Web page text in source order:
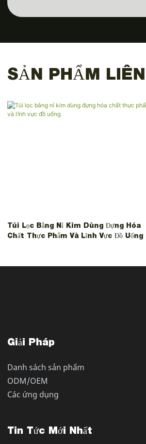
SẢN PHẨM
Túi Lọc Bằng Nỉ Kim Dùng Đựng Hóa
Chất Thực Phẩm Và Lĩnh Vực Đồ Uống
Giải Pháp
Danh sách sản phẩm
ODM/OEM
Các ứng dụng
Tin Tức Mới Nhất